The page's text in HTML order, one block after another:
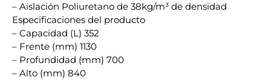
– Aislación Poliuretano de 38kg/m³ de densidad
Especificaciones del producto
– Capacidad (L) 352
– Frente (mm) 1130
– Profundidad (mm) 700
– Alto (mm) 840